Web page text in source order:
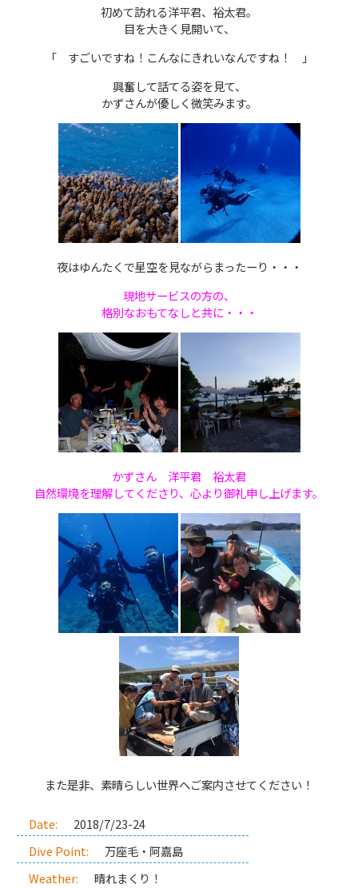
初めて訪れる洋平君、裕太君。
目を大きく見開いて、
「 すごいですね！こんなにきれいなんですね！ 」
興奮して話てる姿を見て、
かずさんが優しく微笑みます。
夜はゆんたくで星空を見ながらまったーり・・・
現地サービスの方の、
格別なおもてなしと共に・・・
かずさん 洋平君 裕太君
自然環境を理解してくださり、心より御礼申し上げます。
また是非、素晴らしい世界へご案内させてください！
Date:
2018/7/23-24
Dive Point:
万座毛・阿嘉島
Weather:
晴れまくり！